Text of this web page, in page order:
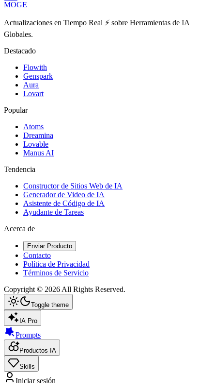
MOGE
Actualizaciones en Tiempo Real ⚡️ sobre Herramientas de IA
Globales.
Destacado
Flowith
Genspark
Aura
Lovart
Popular
Atoms
Dreamina
Lovable
Manus AI
Tendencia
Constructor de Sitios Web de IA
Generador de Video de IA
Asistente de Código de IA
Ayudante de Tareas
Acerca de
Enviar Producto
Contacto
Política de Privacidad
Términos de Servicio
Copyright © 2026 All Rights Reserved.
Toggle theme
IA Pro
Prompts
Productos IA
Skills
Iniciar sesión